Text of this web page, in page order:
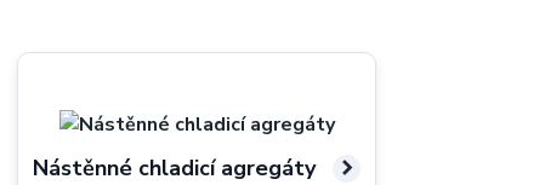
Nástěnné chladicí agregáty